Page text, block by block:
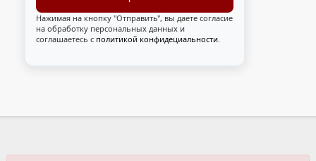
Нажимая на кнопку "Отправить", вы даете согласие
на обработку персональных данных и
соглашаетесь с политикой конфидециальности.